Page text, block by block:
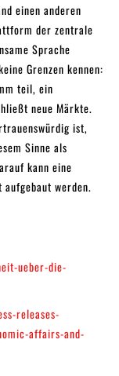
einen anderen
der zentrale
Sprache
Grenzen kennen:
teil, ein
neue Märkte.
ist,
Sinne als
kann eine
aufgebaut werden.
ueber-die-
releases-
affairs-and-